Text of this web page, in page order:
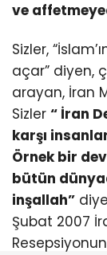
ve
Sizler,
açar” diyen,
arayan, İran
Sizler “ İran
karşı
Örnek bir
bütün
inşallah”
Şubat 2007